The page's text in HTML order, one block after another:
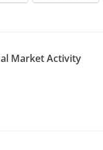
Market Activity